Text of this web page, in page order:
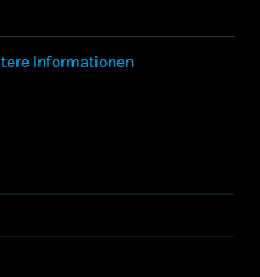
Informationen